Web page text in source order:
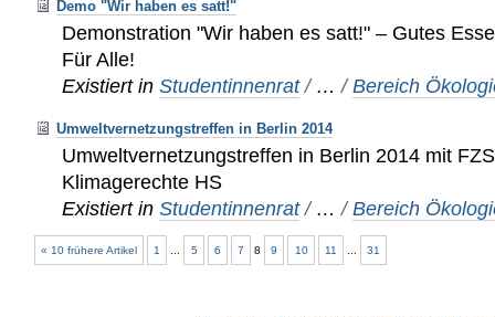
Demo "Wir haben es satt!"
Demonstration "Wir haben es satt!" – Gutes
Für Alle!
Existiert in Studentinnenrat / …/Bereich
Umweltvernetzungstreffen in Berlin 2014
Umweltvernetzungstreffen in Berlin 2014 mit
Klimagerechte HS
Existiert in Studentinnenrat / …/Bereich
« 10 frühere Artikel 1 5 6 7 8 9 10 11 31